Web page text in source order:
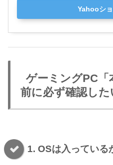
Yahooシ
ゲーミングPC「
前に必ず確認し
1. OSは入っている